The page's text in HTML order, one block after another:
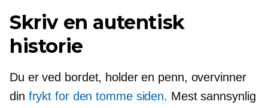
Skriv en autentisk
historie
Du er ved bordet, holder en penn, overvinner
din frykt for den tomme siden. Mest sannsynlig